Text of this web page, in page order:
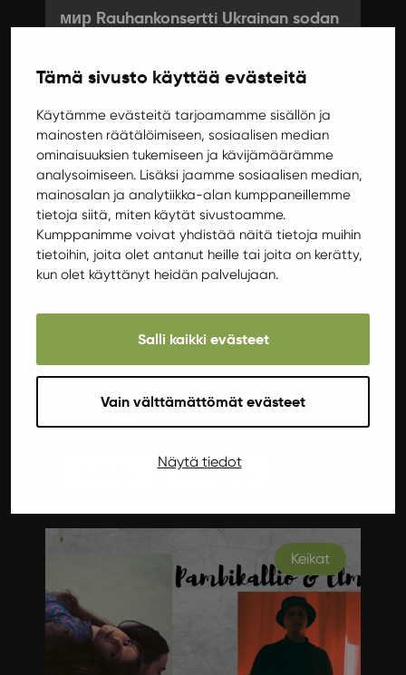
Tämä sivusto käyttää evästeitä
Käytämme evästeitä tarjoamamme sisällön ja
mainosten räätälöimiseen, sosiaalisen median
ominaisuuksien tukemiseen ja kävijämäärämme
analysoimiseen. Lisäksi jaamme sosiaalisen median,
mainosalan ja analytiikka-alan kumppaneillemme
tietoja siitä, miten käytät sivustoamme.
Kumppanimme voivat yhdistää näitä tietoja muihin
tietoihin, joita olet antanut heille tai joita on kerätty,
kun olet käyttänyt heidän palvelujaan.
Salli kaikki evästeet
Vain välttämättömät evästeet
Näytä tiedot
мир Rauhankonsertti Ukrainan sodan
JYY ja Ilokivi Venue järjestävät мир
Rauhankonsertin Ukrainan sodan uhrien hyväksi.
Tilaisuudessa esiintyvät
19:00 Leppäne ja Vallitseva tilanne
19:40 Slack Bird-soolo
20:25 Joni Ekman-soolo
21:00 Rock Siltanen
21:30 Jukka Nousiainen
22:30 Litku Klemetti
23:30 Muuan Mies
00:15 Risto-soolo
Ovet klo 18.30 Kaikki lipputulot lahjoitetaan
sekä Kide.appin kautta!
Narikka 2,50€
Osta lippuja
Keikat